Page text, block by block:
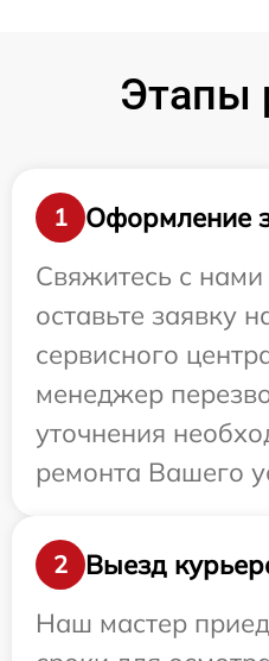
Этапы
1
Оформление
Свяжитесь с
оставьте заявку
сервисного
менеджер
уточнения
ремонта Вашего
2
Выезд
Наш мастер